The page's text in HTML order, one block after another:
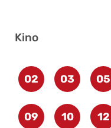
Kino
02 03 05
09 10 12